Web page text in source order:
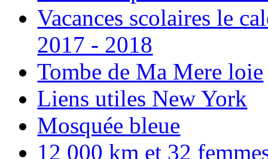
Vacances scolaires le
2017 - 2018
Tombe de Ma Mere loie
Liens utiles New York
Mosquée bleue
12 000 km et 32